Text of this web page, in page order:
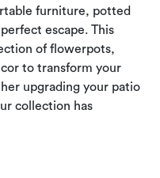
furniture, potted
escape. This
of flowerpots,
to transform your
upgrading your patio
collection has